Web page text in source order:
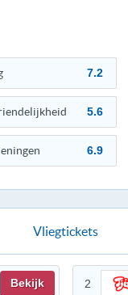
7.2
5.6
6.9
Vliegtickets
Bekijk 2